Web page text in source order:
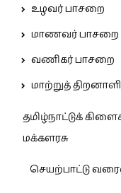
உழவர் பாசறை
மாணவர் பாசறை
வணிகர் பாசறை
மாற்றுத்
தமிழ்நாட்டுக்
மக்களரசு
செயற்பாட்டு